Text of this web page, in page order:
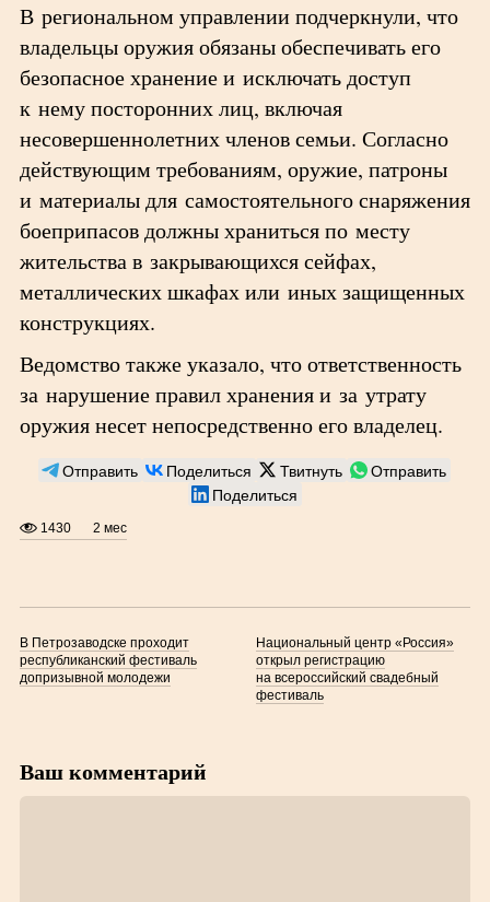
В региональном управлении подчеркнули, что
владельцы оружия обязаны обеспечивать его
безопасное хранение и исключать доступ
к нему посторонних лиц, включая
несовершеннолетних членов семьи. Согласно
действующим требованиям, оружие, патроны
и материалы для самостоятельного снаряжения
боеприпасов должны храниться по месту
жительства в закрывающихся сейфах,
металлических шкафах или иных защищенных
конструкциях.
Ведомство также указало, что ответственность
за нарушение правил хранения и за утрату
оружия несет непосредственно его владелец.
Отправить Поделиться Твитнуть
Отправить
Поделиться
1430 2 мес
В Петрозаводске проходит
республиканский фестиваль
допризывной молодежи
Национальный центр «Россия»
открыл регистрацию
на всероссийский свадебный
фестиваль
Ваш комментарий